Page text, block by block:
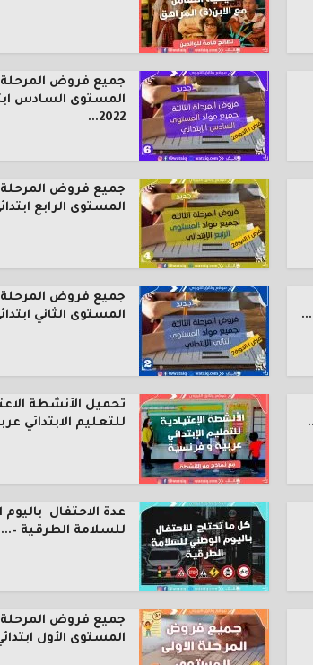
جميع فروض المرحلة
المستوى السادس
2022...
جميع فروض المرحلة
المستوى الرابع ابتدائي
جميع فروض المرحلة
المستوى الثاني ابتدائي
تحميل الأنشطة
للتعليم الابتدائي
عدة الاحتفال باليوم
للسلامة الطرقية –...
جميع فروض المرحلة
المستوى الأول ابتدائي